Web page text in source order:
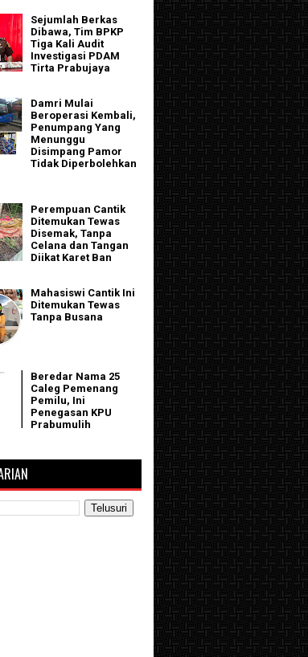
Sejumlah Berkas
Dibawa, Tim BPKP
Tiga Kali Audit
Investigasi PDAM
Tirta Prabujaya
Damri Mulai
Beroperasi Kembali,
Penumpang Yang
Menunggu
Disimpang Pamor
Tidak Diperbolehkan
Perempuan Cantik
Ditemukan Tewas
Disemak, Tanpa
Celana dan Tangan
Diikat Karet Ban
Mahasiswi Cantik Ini
Ditemukan Tewas
Tanpa Busana
Beredar Nama 25
Caleg Pemenang
Pemilu, Ini
Penegasan KPU
Prabumulih